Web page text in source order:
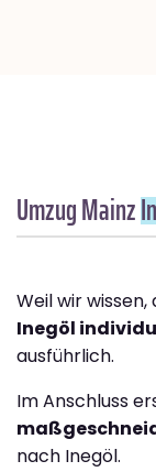
Umzug Mainz
Weil wir wissen,
Inegöl
ausführlich.
Im Anschluss
nach Inegöl.